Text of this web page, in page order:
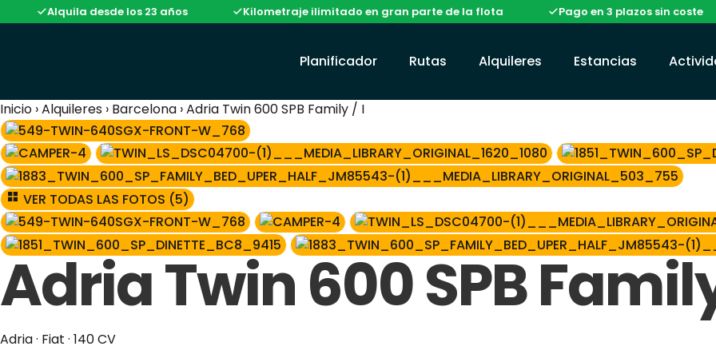
desde los 23 años Kilometraje ilimitado en gran parte de la flota Pago en 3 plazos sin coste
Planificador Rutas Alquileres Estancias
Inicio ›Alquileres › Barcelona ›Adria Twin 600 SPB Family / I
VER TODAS LAS FOTOS (5)
Adria Twin 600 SPB
Adria · Fiat · 140 CV